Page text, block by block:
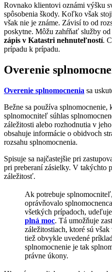
Rovnako klientovi oznámi výšku
spôsobenia škody. Koľko však
však nie je známe. Závisí to od
poskytne. Môžu zahŕňať služby od
zápis v Katastri nehnuteľností.
prípadu k prípadu.
Overenie
Overenie splnomocnenia sa
Bežne sa používa splnomocnenie,
splnomocniteľ súhlas
záležitosti alebo rozhodnutia v
obsahuje informácie o obidvoch
rozsahu splnomocnenia.
Spisuje sa najčastejšie pri
pri preberaní zásielky. V takýchto
záležitosť.
Ak potrebuje
oprávňovalo
všetkých prípadoch,
plná moc. Tá umožňuje
záležitostiach, ktoré sú
tiež obvykle uvedené
splnomocnenie je tak
právne úkony.